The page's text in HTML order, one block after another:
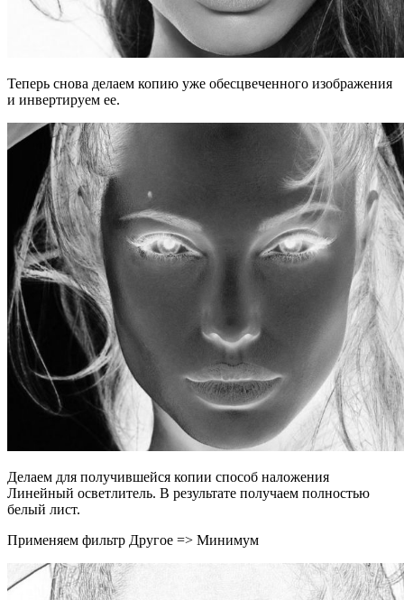
Теперь снова делаем копию уже обесцвеченного изображения
и инвертируем ее.
Делаем для получившейся копии способ наложения
Линейный осветлитель. В результате получаем полностью
белый лист.
Применяем фильтр Другое => Минимум